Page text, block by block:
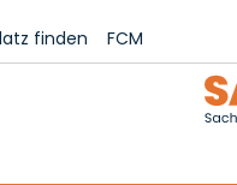
finden FCM